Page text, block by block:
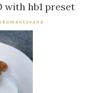
with hb1 preset